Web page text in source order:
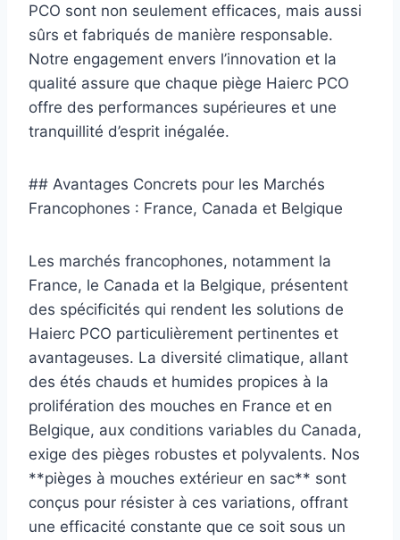
PCO sont non seulement efficaces, mais aussi
sûrs et fabriqués de manière responsable.
Notre engagement envers l’innovation et la
qualité assure que chaque piège Haierc PCO
offre des performances supérieures et une
tranquillité d’esprit inégalée.
## Avantages Concrets pour les Marchés
Francophones : France, Canada et Belgique
Les marchés francophones, notamment la
France, le Canada et la Belgique, présentent
des spécificités qui rendent les solutions de
Haierc PCO particulièrement pertinentes et
avantageuses. La diversité climatique, allant
des étés chauds et humides propices à la
prolifération des mouches en France et en
Belgique, aux conditions variables du Canada,
exige des pièges robustes et polyvalents. Nos
**pièges à mouches extérieur en sac** sont
conçus pour résister à ces variations, offrant
une efficacité constante que ce soit sous un